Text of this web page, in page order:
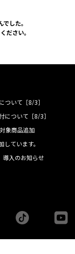
した。
ださい。
ついて［8/3］
について［8/3］
象商品追加
ています。
導入のお知らせ
tiktok